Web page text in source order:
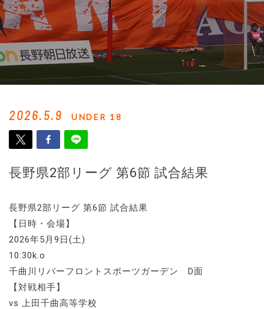
2026.5.9 UNDER 18
長野県2部リーグ 第6節 試合結果
長野県2部リーグ 第6節 試合結果
【日時・会場】
2026年5月9日(土)
10:30k.o
千曲川リバーフロントスポーツガーデン D面
【対戦相手】
vs 上田千曲高等学校